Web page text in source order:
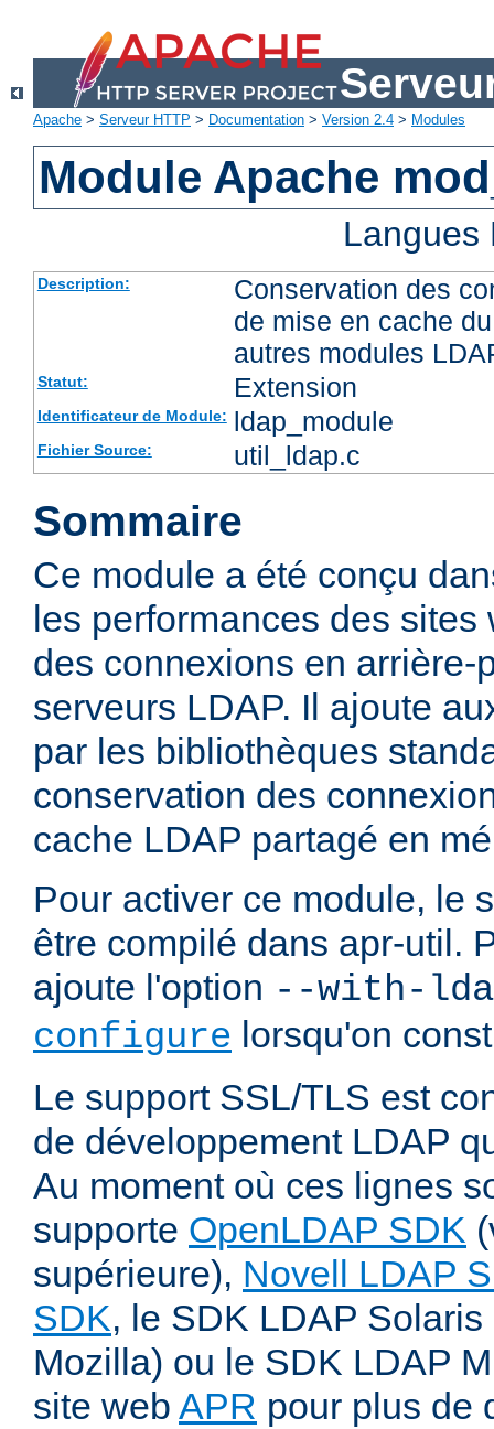
Apache > Serveur HTTP > Documentation > Version 2.4 > Modules
Module Apache
Description:
Conservation des
de mise en cache
autres modules
Statut: Extension
Identificateur de Module: ldap_module
Fichier Source: util_ldap.c
Sommaire
Ce module a été conçu
les performances des
des connexions en arrière-
serveurs LDAP. Il ajoute
par les bibliothèques
conservation des
cache LDAP partagé en
Pour activer ce module, le
être compilé dans apr-util.
ajoute l'option --with-
configure lorsqu'on
Le support SSL/TLS est
de développement LDAP
Au moment où ces lignes
supporte OpenLDAP SDK
supérieure), Novell LDAP
SDK, le SDK LDAP
Mozilla) ou le SDK LDAP
site web APR pour plus de